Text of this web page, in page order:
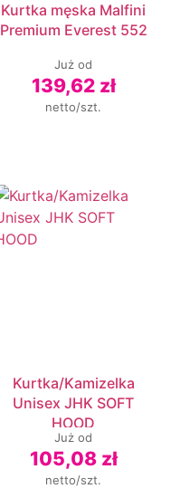
Kurtka męska Malfini
Premium Everest 552
Już od
139,62 zł
netto/szt.
Kurtka/Kamizelka
Unisex JHK SOFT
HOOD
Już od
105,08 zł
netto/szt.